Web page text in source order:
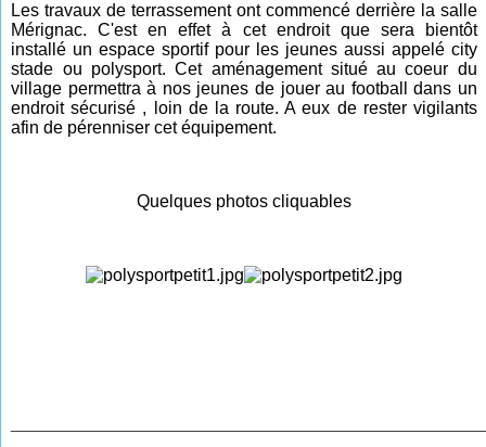
Les travaux de terrassement ont commencé derrière la salle
Mérignac. C'est en effet à cet endroit que sera bientôt
installé un espace sportif pour les jeunes aussi appelé city
stade ou polysport. Cet aménagement situé au coeur du
village permettra à nos jeunes de jouer au football dans un
endroit sécurisé , loin de la route. A eux de rester vigilants
afin de pérenniser cet équipement.
Quelques photos cliquables